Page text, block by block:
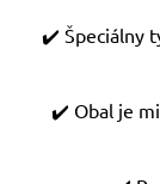
✔️ Špeciálny
✔️ Obal je